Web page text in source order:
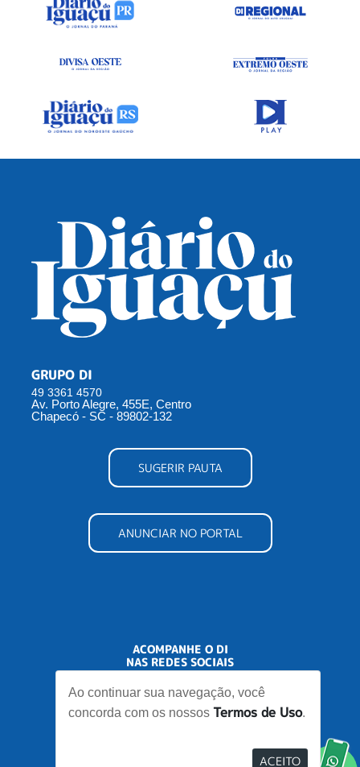
Ao continuar sua navegação, você
concorda com os nossos Termos de Uso.
ACEITO
GRUPO DI
49 3361 4570
Av. Porto Alegre, 455E, Centro
Chapecó - SC - 89802-132
SUGERIR PAUTA
ANUNCIAR NO PORTAL
ACOMPANHE O DI
NAS REDES SOCIAIS